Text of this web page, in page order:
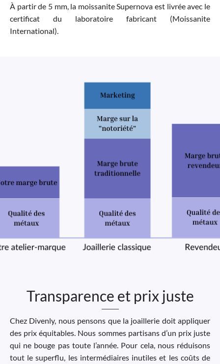
À partir de 5 mm, la moissanite Supernova est livrée avec le
certificat du laboratoire fabricant (Moissanite
International).
Transparence et prix juste
Chez Divenly, nous pensons que la joaillerie doit appliquer
des prix équitables. Nous sommes partisans d’un prix juste
qui ne bouge pas toute l’année. Pour cela, nous réduisons
tout le superflu, les intermédiaires inutiles et les coûts de